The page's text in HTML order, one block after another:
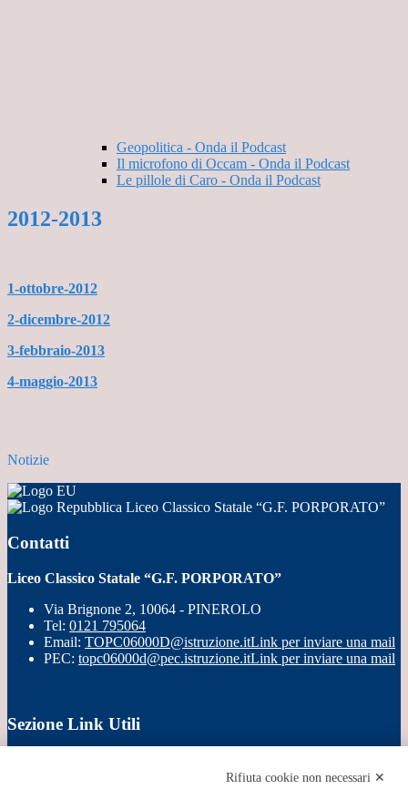
Geopolitica - Onda il Podcast
Il microfono di Occam - Onda il Podcast
Le pillole di Caro - Onda il Podcast
2012-2013
1-ottobre-2012
2-dicembre-2012
3-febbraio-2013
4-maggio-2013
Notizie
Liceo Classico Statale “G.F. PORPORATO”
Contatti
Liceo Classico Statale “G.F. PORPORATO”
Via Brignone 2, 10064 - PINEROLO
Tel: 0121 795064
Email: TOPC06000D@istruzione.itLink per inviare una mail
PEC: topc06000d@pec.istruzione.itLink per inviare una mail
Sezione Link Utili
Rifiuta cookie non necessari ✕